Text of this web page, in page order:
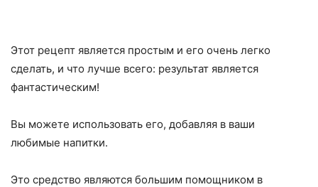
Этот рецепт является простым и его очень легко
сделать, и что лучше всего: результат является
фантастическим!
Вы можете использовать его, добавляя в ваши
любимые напитки.
Это средство являются большим помощником в